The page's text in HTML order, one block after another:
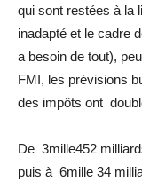
qui sont restées à la
inadapté et le cadre
a besoin de tout),
FMI, les prévisions
des impôts ont
De 3mille452
puis à 6mille 34